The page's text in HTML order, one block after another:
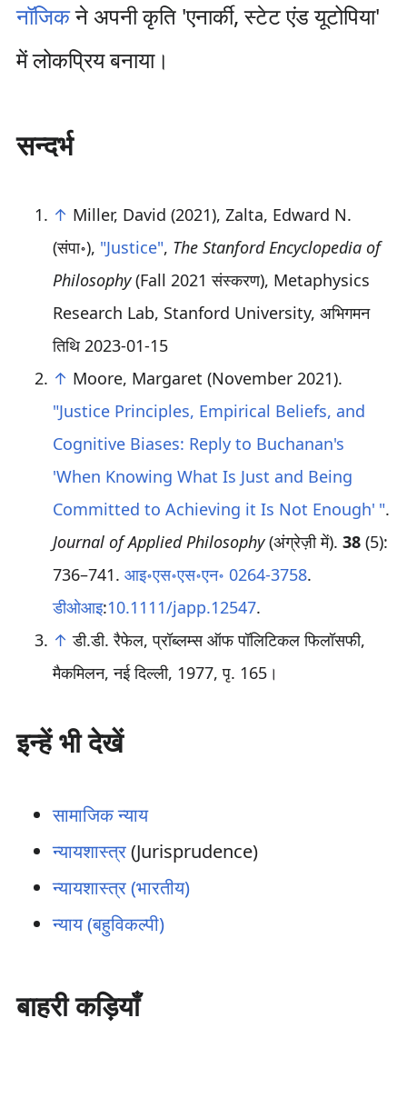
नॉजिकने अपनी कृति 'एनार्की, स्टेट एंड यूटोपिया'
में लोकप्रिय बनाया।
सन्दर्भ
↑ Miller, David (2021), Zalta, Edward N.
(संपा॰), "Justice", The Stanford Encyclopedia of
Philosophy(Fall 2021 संस्करण), Metaphysics
Research Lab, Stanford University, अभिगमन
तिथि 2023-01-15
↑ Moore, Margaret (November 2021).
"Justice Principles, Empirical Beliefs, and
Cognitive Biases: Reply to Buchanan's
'When Knowing What Is Just and Being
Committed to Achieving it Is Not Enough' ".
Journal of Applied Philosophy(अंग्रेज़ी में). 38(5):
736–741. आइ॰एस॰एस॰एन॰ 0264-3758.
डीओआइ:10.1111/japp.12547.
↑ डी.डी. रैफेल, प्रॉब्लम्स ऑफ पॉलिटिकल फिलॉसफी,
मैकमिलन, नई दिल्ली, 1977, पृ. 165।
इन्हें भी देखें
सामाजिक न्याय
न्यायशास्त्र(Jurisprudence)
न्यायशास्त्र (भारतीय)
न्याय (बहुविकल्पी)
बाहरी कड़ियाँ